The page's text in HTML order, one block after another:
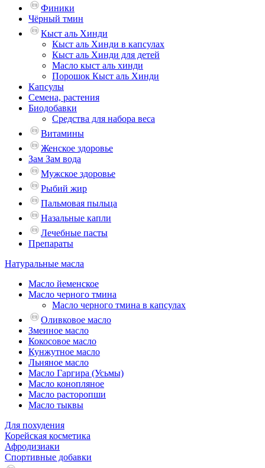
Финики
Чёрный тмин
Кыст аль Хинди
Кыст аль Хинди в капсулах
Кыст аль Хинди для детей
Масло кыст аль хинди
Порошок Кыст аль Хинди
Капсулы
Семена, растения
Биодобавки
Средства для набора веса
Витамины
Женское здоровье
Зам Зам вода
Мужское здоровье
Рыбий жир
Пальмовая пыльца
Назальные капли
Лечебные пасты
Препараты
Натуральные масла
Масло йеменское
Масло черного тмина
Масло черного тмина в капсулах
Оливковое масло
Змеиное масло
Кокосовое масло
Кунжутное масло
Льняное масло
Масло Гаргира (Усьмы)
Масло конопляное
Масло расторопши
Масло тыквы
Для похудения
Корейская косметика
Афродизиаки
Спортивные добавки